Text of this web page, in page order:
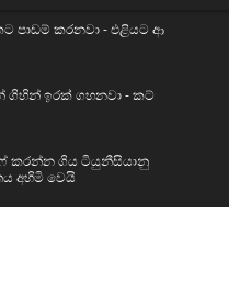
පාඩම් කරනවා - එළියට ආ
ගිහින් ඉරක් ගහනවා - කට්
කරන්න ගිය ටියුනීසියානු
අහිමි වෙයි